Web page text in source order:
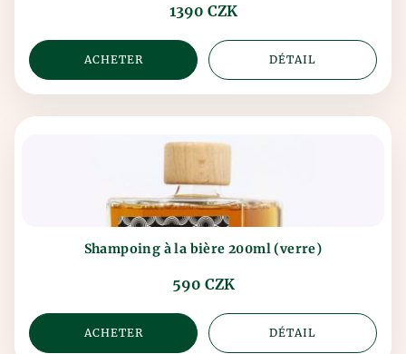
1390 CZK
ACHETER DÉTAIL
Shampoing à la bière 200ml (verre)
590 CZK
ACHETER DÉTAIL